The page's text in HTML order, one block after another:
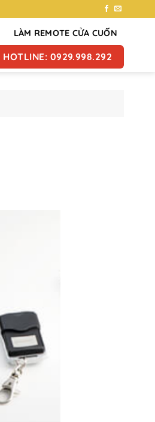
LÀM REMOTE CỬA CUỐN
HOTLINE: 0929.998.292